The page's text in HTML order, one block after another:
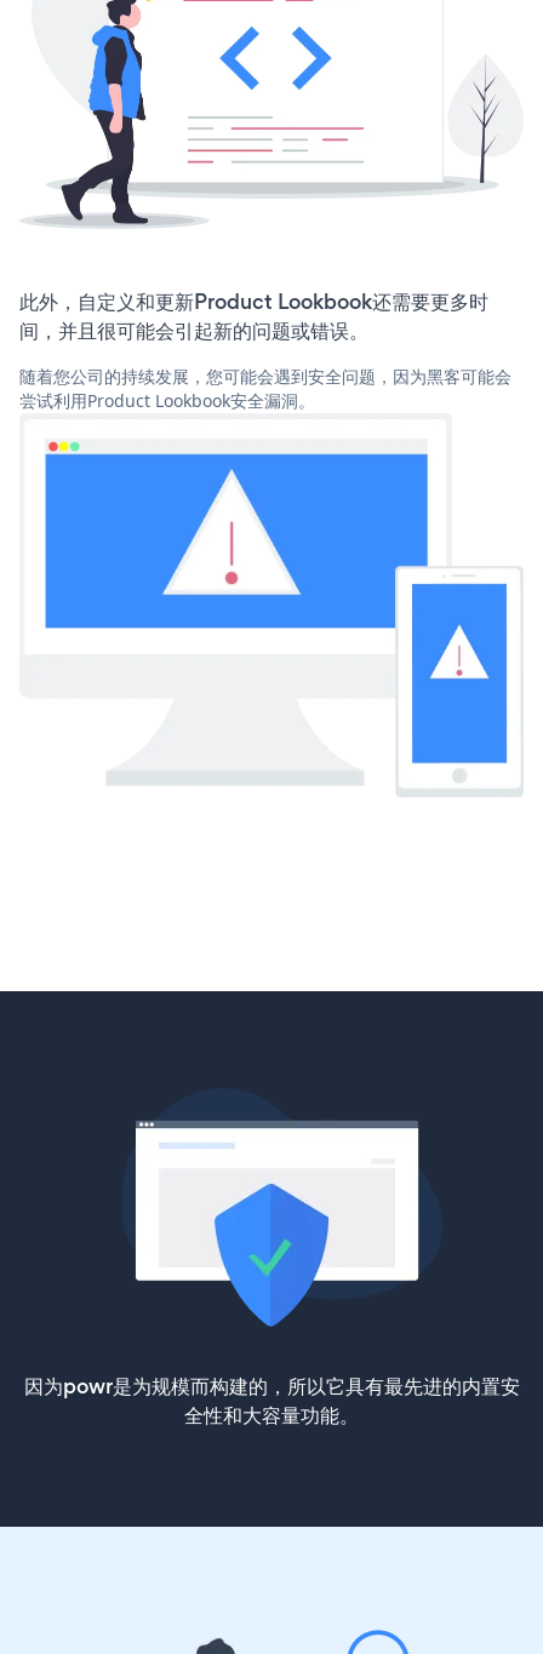
此外，自定义和更新Product Lookbook还需要更多时
间，并且很可能会引起新的问题或错误。
随着您公司的持续发展，您可能会遇到安全问题，因为黑客可能会
尝试利用Product Lookbook安全漏洞。
因为powr是为规模而构建的，所以它具有最先进的内置安
全性和大容量功能。